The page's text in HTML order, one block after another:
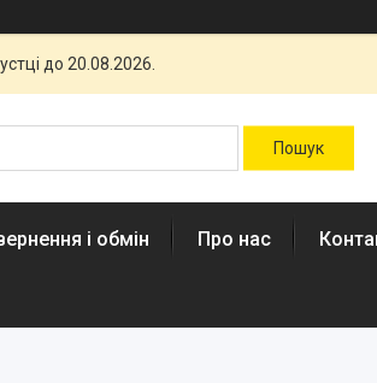
до 20.08.2026.
і обмін Про нас